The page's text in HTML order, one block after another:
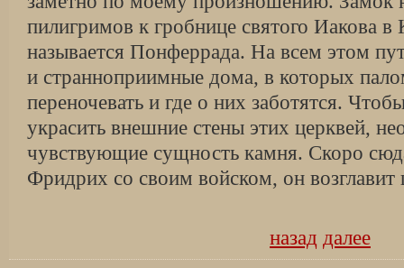
пилигримов к гробнице святого Иакова в
называется Понферрада. На всем этом
и странноприимные дома, в которых
переночевать и где о них заботятся.
украсить внешние стены этих церквей,
чувствующие сущность камня. Скоро
Фридрих со своим войском, он
назад далее